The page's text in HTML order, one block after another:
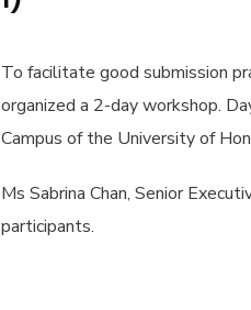
To facilitate good submission
organized a 2-day workshop.
Campus of the University of
Ms Sabrina Chan, Senior
participants.